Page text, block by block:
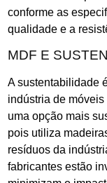
conforme as
qualidade e a
MDF E
A sustentabilidade
indústria de
uma opção mais
pois utiliza
resíduos da
fabricantes estão